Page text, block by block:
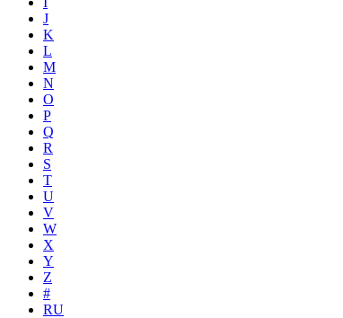
J
K
L
M
N
O
P
Q
R
S
T
U
V
W
X
Y
Z
#
RU